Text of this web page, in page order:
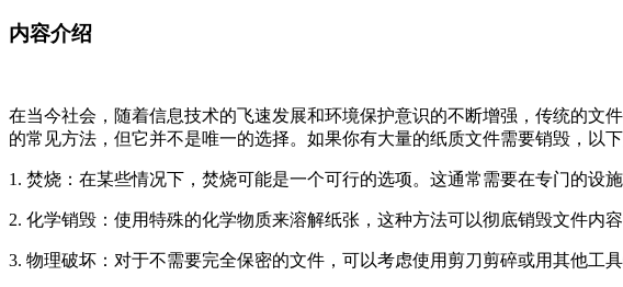
内容介绍
在当今社会，随着信息技术的飞速发展和环境保护意识的不断增强，传统的文
的常见方法，但它并不是唯一的选择。如果你有大量的纸质文件需要销毁，以
1. 焚烧：在某些情况下，焚烧可能是一个可行的选项。这通常需要在专门的设
2. 化学销毁：使用特殊的化学物质来溶解纸张，这种方法可以彻底销毁文件内
3. 物理破坏：对于不需要完全保密的文件，可以考虑使用剪刀剪碎或用其他工具